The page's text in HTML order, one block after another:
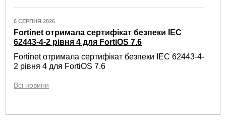
6 СЕРПНЯ 2026
Fortinet отримала сертифікат безпеки IEC
62443-4-2 рівня 4 для FortiOS 7.6
Fortinet отримала сертифікат безпеки IEC 62443-4-
2 рівня 4 для FortiOS 7.6
Всі новини